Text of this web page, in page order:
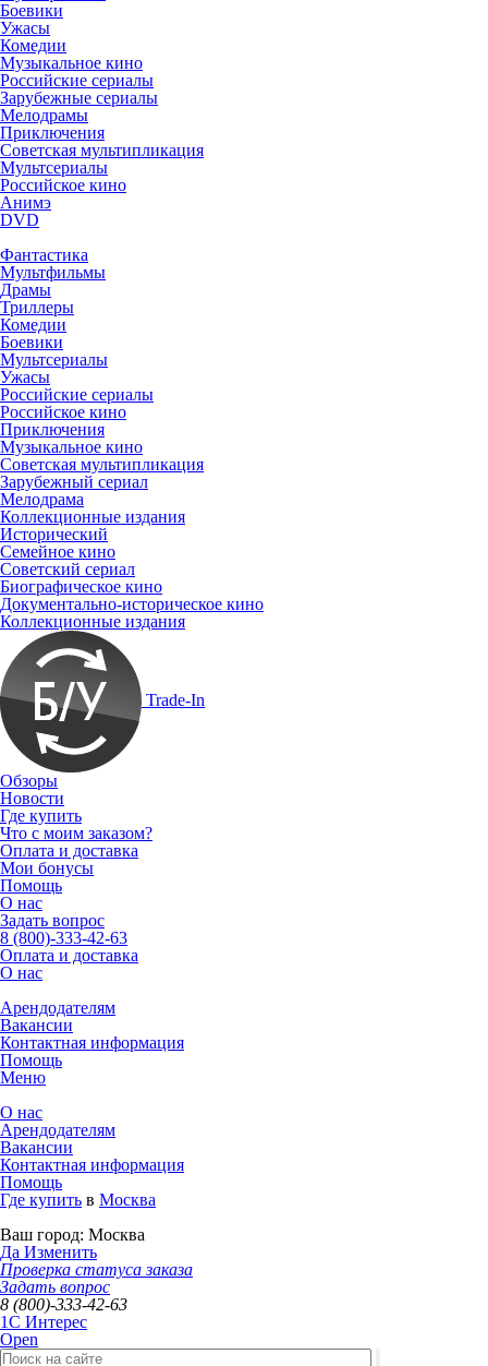
Боевики
Ужасы
Комедии
Музыкальное кино
Российские сериалы
Зарубежные сериалы
Мелодрамы
Приключения
Советская мультипликация
Мультсериалы
Российское кино
Анимэ
DVD
Фантастика
Мультфильмы
Драмы
Триллеры
Комедии
Боевики
Мультсериалы
Ужасы
Российские сериалы
Российское кино
Приключения
Музыкальное кино
Советская мультипликация
Зарубежный сериал
Мелодрама
Коллекционные издания
Исторический
Семейное кино
Советский сериал
Биографическое кино
Документально-историческое кино
Коллекционные издания
Trade-In
Обзоры
Новости
Где купить
Что с моим заказом?
Оплата и доставка
Мои бонусы
Помощь
О нас
Задать вопрос
8 (800)-333-42-63
Оплата и доставка
О нас
Арендодателям
Вакансии
Контактная информация
Помощь
Меню
О нас
Арендодателям
Вакансии
Контактная информация
Помощь
Где купить в Москва
Ваш город: Москва
Да Изменить
Проверка статуса заказа
Задать вопрос
8 (800)-333-42-63
1C Интерес
Open